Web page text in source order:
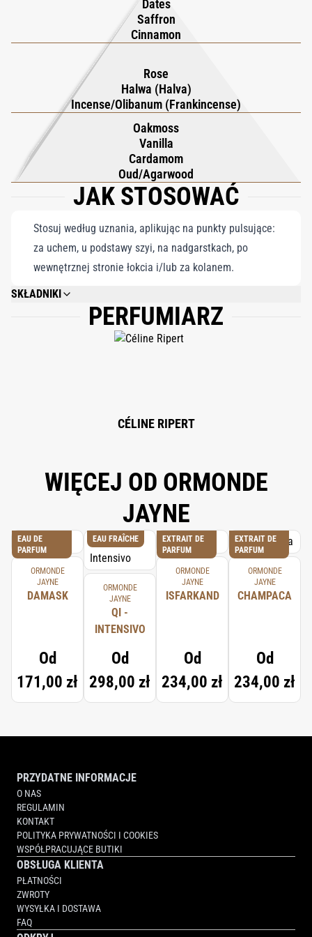
Dates
Saffron
Cinnamon
Rose
Halwa (Halva)
Incense/Olibanum (Frankincense)
Oakmoss
Vanilla
Cardamom
Oud/Agarwood
JAK STOSOWAĆ
Stosuj według uznania, aplikując na punkty pulsujące:
za uchem, u podstawy szyi, na nadgarstkach, po
wewnętrznej stronie łokcia i/lub za kolanem.
SKŁADNIKI
ALCOHOL DENAT, PARFUM, EUGENOL, LINALOOL, LIMONENE, CINNAMAL,
PERFUMIARZ
CÉLINE RIPERT
WIĘCEJ OD ORMONDE
JAYNE
EAU DE
PARFUM
ORMONDE
JAYNE
DAMASK
Od
171,00 zł
EAU FRAÎCHE
ORMONDE
JAYNE
QI -
INTENSIVO
Od
298,00 zł
EXTRAIT DE
PARFUM
ORMONDE
JAYNE
ISFARKAND
Od
234,00 zł
EXTRAIT DE
PARFUM
ORMONDE
JAYNE
CHAMPACA
Od
234,00 zł
PRZYDATNE INFORMACJE
O NAS
REGULAMIN
KONTAKT
POLITYKA PRYWATNOŚCI I COOKIES
WSPÓŁPRACUJĄCE BUTIKI
OBSŁUGA KLIENTA
PŁATNOŚCI
ZWROTY
WYSYŁKA I DOSTAWA
FAQ